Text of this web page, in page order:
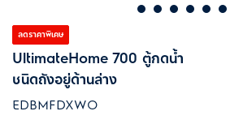
ลดราคาพิเศษ
UltimateHome 700 ตู้กดน้ำ
ชนิดถังอยู่ด้านล่าง
EDBMFDXWO